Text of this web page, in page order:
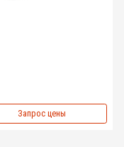
Запрос цены